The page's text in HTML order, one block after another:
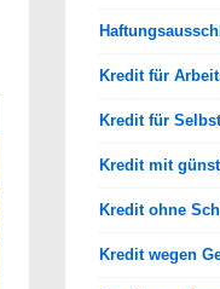
Kredit für
Kredit für
Kredit mit
Kredit ohne
Kredit wegen